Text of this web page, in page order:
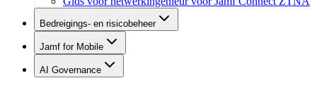
Bedreigings- en risicobeheer
Jamf for Mobile
AI Governance